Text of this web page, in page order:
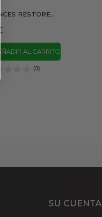
RESTORE...
AÑADIR AL CARRITO
(0)
SU CUENTA